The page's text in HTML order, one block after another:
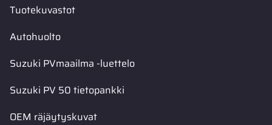
Tuotekuvastot
Autohuolto
Suzuki PVmaailma -luettelo
Suzuki PV 50 tietopankki
OEM räjäytyskuvat